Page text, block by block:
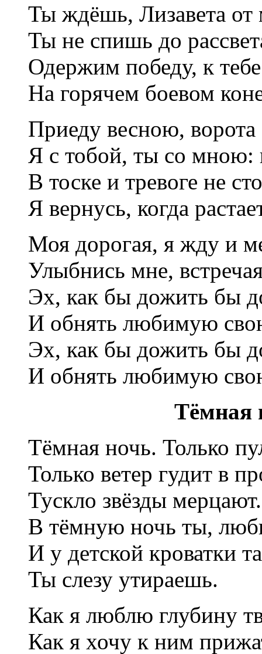
Ты ждёшь, Лизавета от
Ты не спишь до
Одержим победу, к
На горячем боевом
Приеду весною,
Я с тобой, ты со мною:
В тоске и тревоге не
Я вернусь, когда
Моя дорогая, я жду и
Улыбнись мне,
Эх, как бы дожить бы
И обнять любимую
Эх, как бы дожить бы
И обнять любимую
Тёмная
Тёмная ночь. Только
Только ветер гудит в
Тускло звёзды мерцают.
В тёмную ночь ты,
И у детской кроватки
Ты слезу утираешь.
Как я люблю глубину
Как я хочу к ним